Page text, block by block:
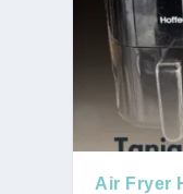
Air Fryer